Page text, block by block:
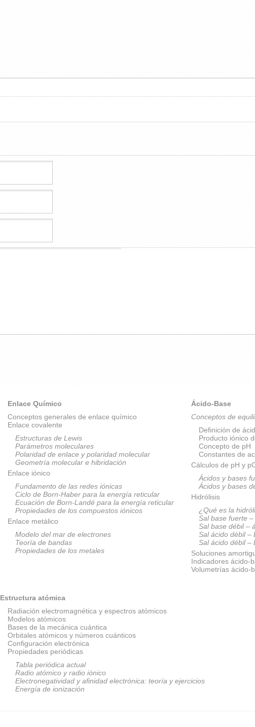
Enlace Químico
Conceptos generales de enlace químico
Enlace covalente
Estructuras de Lewis
Parámetros moleculares
Polaridad de enlace y polaridad molecular
Geometría molecular e hibridación
Enlace iónico
Fundamento de las redes iónicas
Ciclo de Born-Haber para la energía reticular
Ecuación de Born-Landé para la energía reticular
Propiedades de los compuestos iónicos
Enlace metálico
Modelo del mar de electrones
Teoría de bandas
Propiedades de los metales
Ácido-Base
Conceptos de
Definición de
Producto iónico
Concepto de pH
Constantes de
Cálculos de pH y
Ácidos y bases
Ácidos y bases
Hidrólisis
¿Qué es la
Sal base fuerte
Sal base débil –
Sal ácido débil –
Sal ácido débil –
Soluciones
Indicadores ácido-
Volumetrías ácido-
Estructura atómica
Radiación electromagnética y espectros atómicos
Modelos atómicos
Bases de la mecánica cuántica
Orbitales atómicos y números cuánticos
Configuración electrónica
Propiedades periódicas
Tabla periódica actual
Radio atómico y radio iónico
Electronegatividad y afinidad electrónica: teoría y ejercicios
Energía de ionización